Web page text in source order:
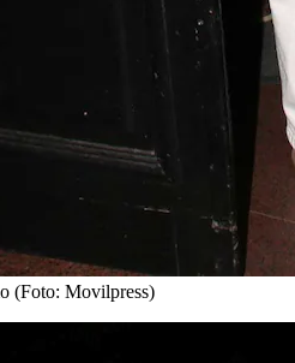
(Foto: Movilpress)